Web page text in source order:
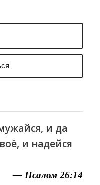
и да
и надейся
— Псалом 26:14